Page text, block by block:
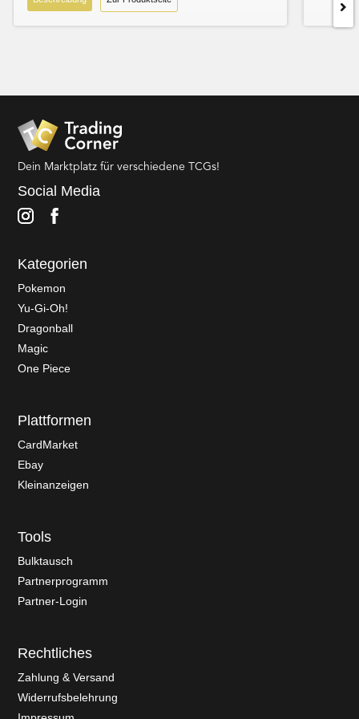
Dein Marktplatz für verschiedene TCGs!
Social Media
Kategorien
Pokemon
Yu-Gi-Oh!
Dragonball
Magic
One Piece
Plattformen
CardMarket
Ebay
Kleinanzeigen
Tools
Bulktausch
Partnerprogramm
Partner-Login
Rechtliches
Zahlung & Versand
Widerrufsbelehrung